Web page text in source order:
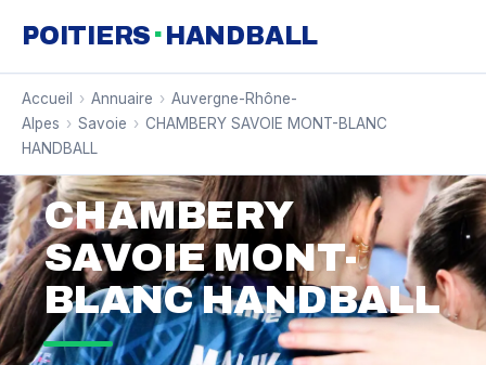
POITIERS · HANDBALL
Accueil › Annuaire › Auvergne-Rhône-
Alpes › Savoie › CHAMBERY SAVOIE MONT-BLANC
HANDBALL
CHAMBERY
SAVOIE MONT-
BLANC HANDBALL